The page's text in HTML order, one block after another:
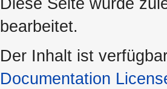
bearbeitet.
Der Inhalt ist
Documentation